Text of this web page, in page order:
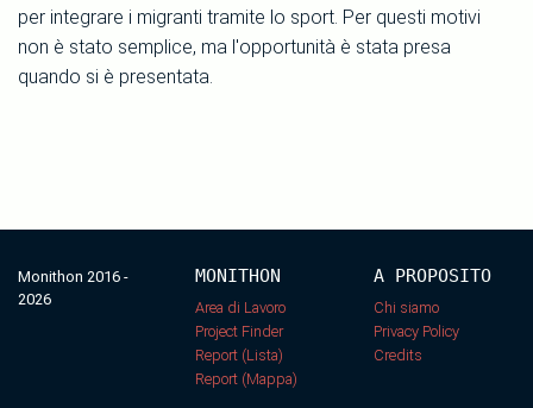
per integrare i migranti tramite lo sport. Per questi motivi
non è stato semplice, ma l'opportunità è stata presa
quando si è presentata.
Monithon 2016 -
2026
MONITHON
Area di Lavoro
Project Finder
Report (Lista)
Report (Mappa)
A PROPOSITO
Chi siamo
Privacy Policy
Credits